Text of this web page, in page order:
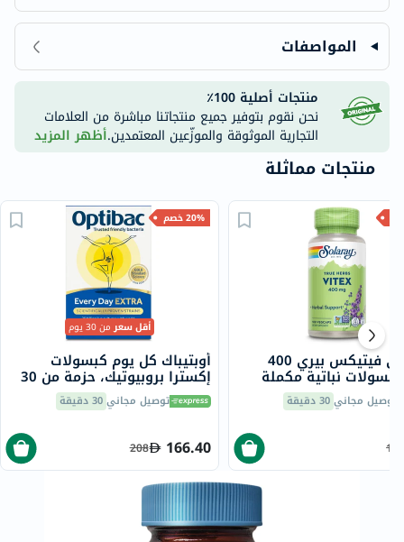
المواصفات
منتجات أصلية 100٪
نحن نقوم بتوفير جميع منتجاتنا مباشرة من العلامات
التجارية الموثوقة والموزّعين المعتمدين.أظهر المزيد
منتجات مماثلة
20% خصم
أقل سعرمن 30 يوم
أوبتيباك كل يوم كبسولات
إكسترا بروبيوتيك، حزمة من 30
توصيل مجاني 30 دقيقة
166.40
208
سولاراي فيتيكس بيري 400
نباتية مكملة
™ حزمة من 100
توصيل مجاني30 دقيقة